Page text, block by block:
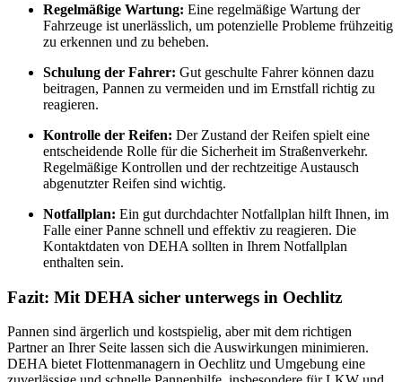
Regelmäßige Wartung: Eine regelmäßige Wartung der
Fahrzeuge ist unerlässlich, um potenzielle Probleme frühzeitig
zu erkennen und zu beheben.
Schulung der Fahrer: Gut geschulte Fahrer können dazu
beitragen, Pannen zu vermeiden und im Ernstfall richtig zu
reagieren.
Kontrolle der Reifen: Der Zustand der Reifen spielt eine
entscheidende Rolle für die Sicherheit im Straßenverkehr.
Regelmäßige Kontrollen und der rechtzeitige Austausch
abgenutzter Reifen sind wichtig.
Notfallplan: Ein gut durchdachter Notfallplan hilft Ihnen, im
Falle einer Panne schnell und effektiv zu reagieren. Die
Kontaktdaten von DEHA sollten in Ihrem Notfallplan
enthalten sein.
Fazit: Mit DEHA sicher unterwegs in Oechlitz
Pannen sind ärgerlich und kostspielig, aber mit dem richtigen
Partner an Ihrer Seite lassen sich die Auswirkungen minimieren.
DEHA bietet Flottenmanagern in Oechlitz und Umgebung eine